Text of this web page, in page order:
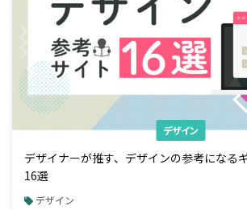
デザイン
デザイナーが推す、デザインの参考になる
16選
デザイン